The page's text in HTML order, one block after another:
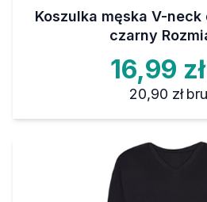
Koszulka męska V-
czarny
16,99 zł
20,90 zł